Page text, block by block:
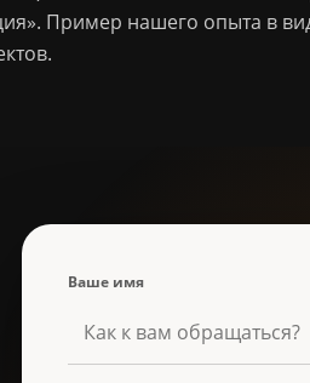
Пример нашего опыта в
Ваше имя